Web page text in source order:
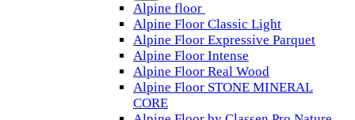
Alpine floor
Alpine Floor Classic Light
Alpine Floor Expressive Parquet
Alpine Floor Intense
Alpine Floor Real Wood
Alpine Floor STONE MINERAL
CORE